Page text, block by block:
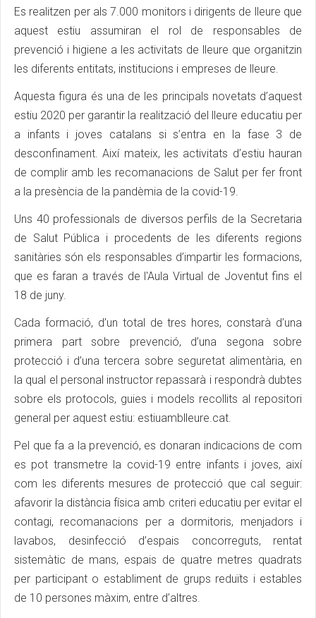
Es realitzen per als 7.000 monitors i dirigents de lleure que
aquest estiu assumiran el rol de responsables de
prevenció i higiene a les activitats de lleure que organitzin
les diferents entitats, institucions i empreses de lleure.
Aquesta figura és una de les principals novetats d’aquest
estiu 2020 per garantir la realització del lleure educatiu per
a infants i joves catalans si s’entra en la fase 3 de
desconfinament. Així mateix, les activitats d’estiu hauran
de complir amb les recomanacions de Salut per fer front
a la presència de la pandèmia de la covid-19.
Uns 40 professionals de diversos perfils de la Secretaria
de Salut Pública i procedents de les diferents regions
sanitàries són els responsables d’impartir les formacions,
que es faran a través de l'Aula Virtual de Joventut fins el
18 de juny.
Cada formació, d’un total de tres hores, constarà d’una
primera part sobre prevenció, d’una segona sobre
protecció i d’una tercera sobre seguretat alimentària, en
la qual el personal instructor repassarà i respondrà dubtes
sobre els protocols, guies i models recollits al repositori
general per aquest estiu: estiuamblleure.cat.
Pel que fa a la prevenció, es donaran indicacions de com
es pot transmetre la covid-19 entre infants i joves, així
com les diferents mesures de protecció que cal seguir:
afavorir la distància física amb criteri educatiu per evitar el
contagi, recomanacions per a dormitoris, menjadors i
lavabos, desinfecció d’espais concorreguts, rentat
sistemàtic de mans, espais de quatre metres quadrats
per participant o establiment de grups reduïts i estables
de 10 persones màxim, entre d’altres.